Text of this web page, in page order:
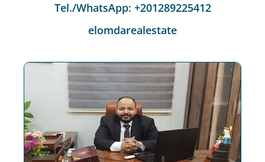
Tel./WhatsApp: +201289225412
elomdarealestate